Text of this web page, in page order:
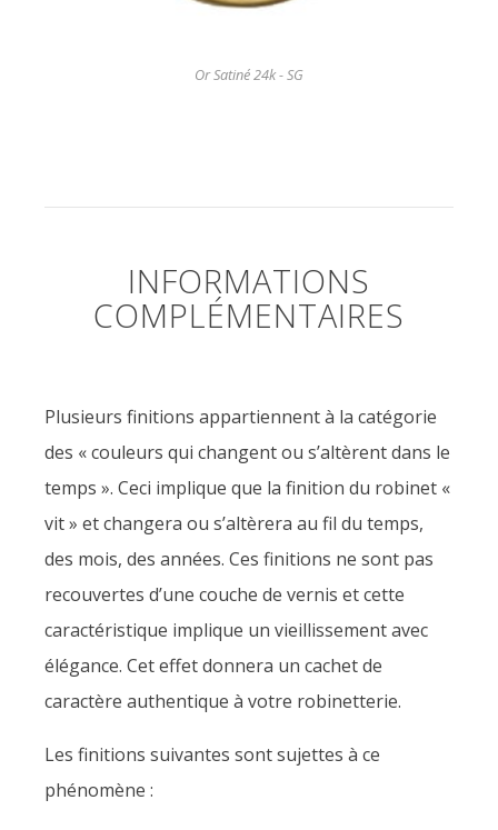
Or Satiné 24k - SG
INFORMATIONS
COMPLÉMENTAIRES
Plusieurs finitions appartiennent à la catégorie
des « couleurs qui changent ou s’altèrent dans le
temps ». Ceci implique que la finition du robinet «
vit » et changera ou s’altèrera au fil du temps,
des mois, des années. Ces finitions ne sont pas
recouvertes d’une couche de vernis et cette
caractéristique implique un vieillissement avec
élégance. Cet effet donnera un cachet de
caractère authentique à votre robinetterie.
Les finitions suivantes sont sujettes à ce
phénomène :